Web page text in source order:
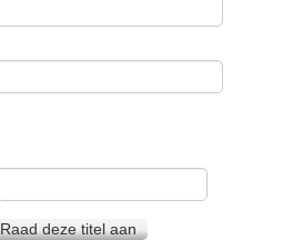
Raad deze titel aan